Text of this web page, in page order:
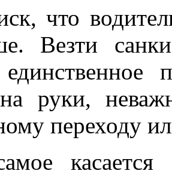
что
Везти
руки,
переходу
касается